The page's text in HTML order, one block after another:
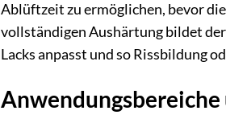
Ablüftzeit zu ermöglichen, bevor
vollständigen Aushärtung bildet
Lacks anpasst und so Rissbildung